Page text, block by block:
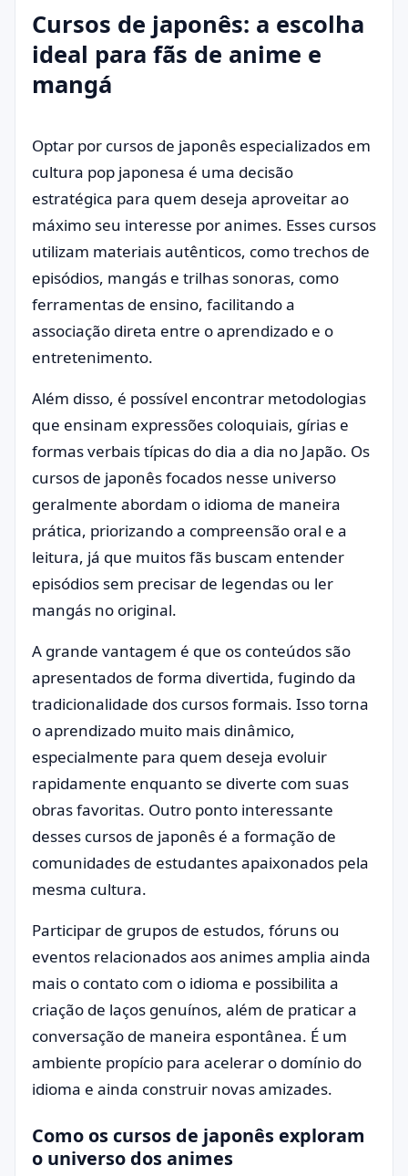
Cursos de japonês: a escolha
ideal para fãs de anime e
mangá
Optar por cursos de japonês especializados em
cultura pop japonesa é uma decisão
estratégica para quem deseja aproveitar ao
máximo seu interesse por animes. Esses cursos
utilizam materiais autênticos, como trechos de
episódios, mangás e trilhas sonoras, como
ferramentas de ensino, facilitando a
associação direta entre o aprendizado e o
entretenimento.
Além disso, é possível encontrar metodologias
que ensinam expressões coloquiais, gírias e
formas verbais típicas do dia a dia no Japão. Os
cursos de japonês focados nesse universo
geralmente abordam o idioma de maneira
prática, priorizando a compreensão oral e a
leitura, já que muitos fãs buscam entender
episódios sem precisar de legendas ou ler
mangás no original.
A grande vantagem é que os conteúdos são
apresentados de forma divertida, fugindo da
tradicionalidade dos cursos formais. Isso torna
o aprendizado muito mais dinâmico,
especialmente para quem deseja evoluir
rapidamente enquanto se diverte com suas
obras favoritas. Outro ponto interessante
desses cursos de japonês é a formação de
comunidades de estudantes apaixonados pela
mesma cultura.
Participar de grupos de estudos, fóruns ou
eventos relacionados aos animes amplia ainda
mais o contato com o idioma e possibilita a
criação de laços genuínos, além de praticar a
conversação de maneira espontânea. É um
ambiente propício para acelerar o domínio do
idioma e ainda construir novas amizades.
Como os cursos de japonês exploram
o universo dos animes